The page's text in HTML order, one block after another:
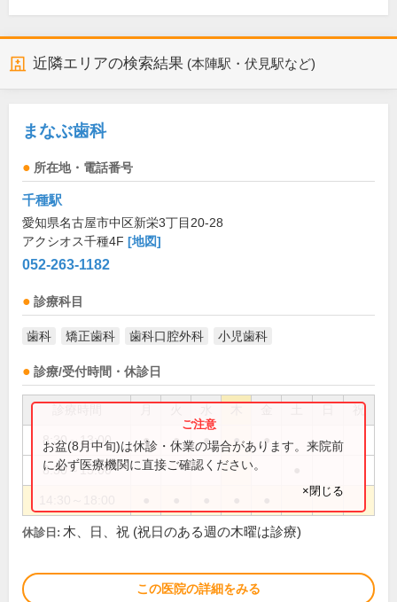
近隣エリアの検索結果 (本陣駅・伏見駅など)
まなぶ歯科
所在地・電話番号
千種駅
愛知県名古屋市中区新栄3丁目20-28
アクシオス千種4F [地図]
052-263-1182
診療科目
歯科 矯正歯科 歯科口腔外科 小児歯科
診療/受付時間・休診日
祝
8:30～13:00 ● ● ● ● ●
8:30～15:00
お盆(8月中旬)は休診・休業の場合があります。来院前
に必ず医療機関に直接ご確認ください。
×閉じる
休診日: 木、日、祝 (祝日のある週の木曜は診療)
この医院の詳細をみる